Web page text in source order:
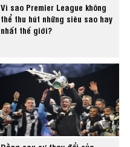
Vì sao Premier League không
thể thu hút những siêu sao hay
nhất thế giới?